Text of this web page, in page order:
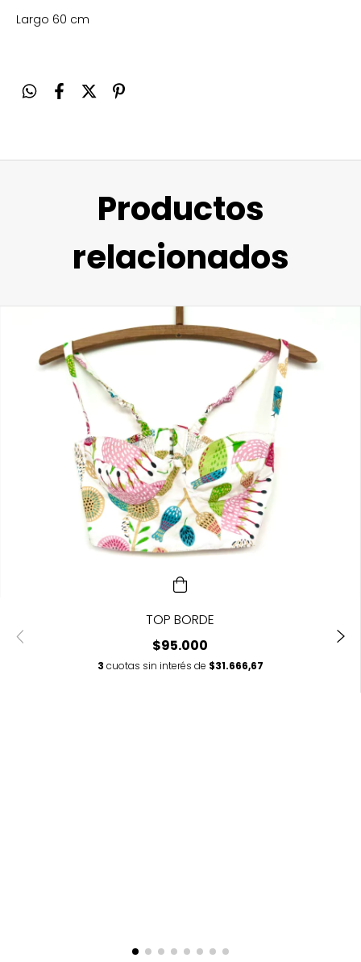
Largo 60 cm
Productos
relacionados
TOP BORDE
$95.000
3 cuotas sin interés de $31.666,67